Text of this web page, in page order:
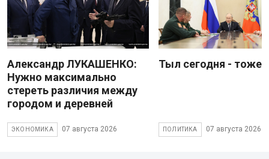
Александр ЛУКАШЕНКО:
Нужно максимально
стереть различия между
городом и деревней
ЭКОНОМИКА 07 августа 2026
Тыл сегодня - тоже
ПОЛИТИКА 07 августа 2026